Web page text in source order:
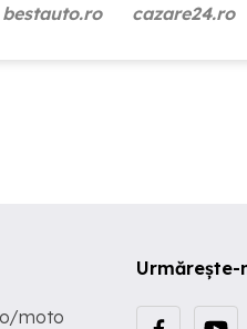
bestauto.ro cazare24.ro
Urmărește-
moto